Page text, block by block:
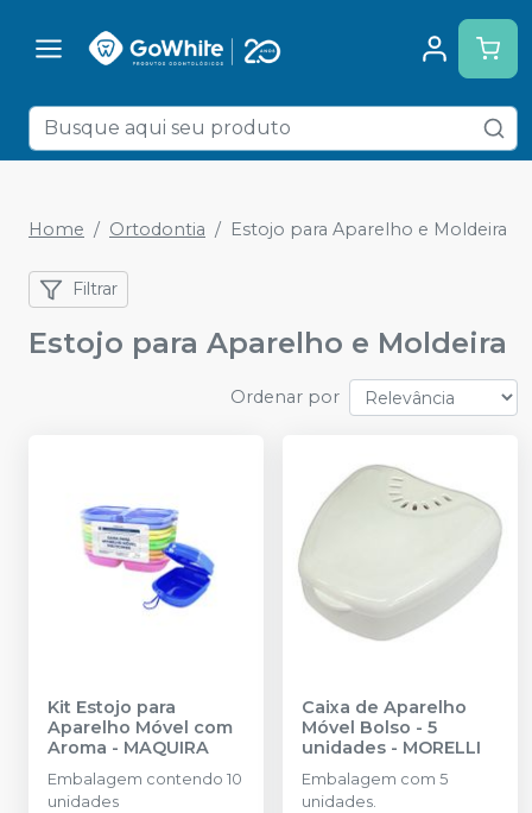
Home Ortodontia Estojo para Aparelho e Moldeira
Filtrar
Estojo para Aparelho e Moldeira
Ordenar por
Kit Estojo para
Aparelho Móvel com
Aroma - MAQUIRA
Embalagem contendo 10
unidades
Caixa de Aparelho
Móvel Bolso - 5
unidades - MORELLI
Embalagem com 5
unidades.